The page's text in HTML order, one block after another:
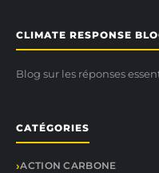
CLIMATE RESPONSE
Blog sur les réponses
CATÉGORIES
ACTION CARBONE